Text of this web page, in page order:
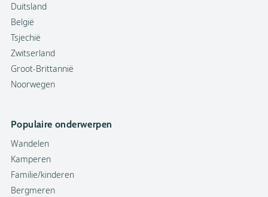
Duitsland
België
Tsjechië
Zwitserland
Groot-Brittannië
Noorwegen
Populaire onderwerpen
Wandelen
Kamperen
Familie/kinderen
Bergmeren